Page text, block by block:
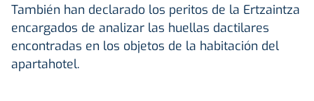
También han declarado los peritos de la Ertzaintza
encargados de analizar las huellas dactilares
encontradas en los objetos de la habitación del
apartahotel.